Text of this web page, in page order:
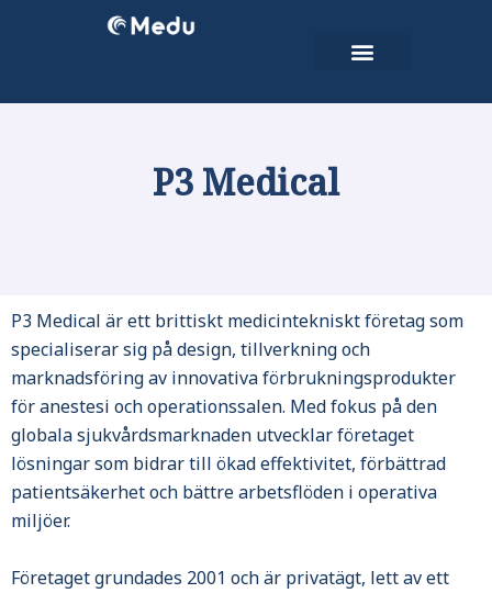
P3 Medical
P3 Medical är ett brittiskt medicintekniskt företag som
specialiserar sig på design, tillverkning och
marknadsföring av innovativa förbrukningsprodukter
för anestesi och operationssalen. Med fokus på den
globala sjukvårdsmarknaden utvecklar företaget
lösningar som bidrar till ökad effektivitet, förbättrad
patientsäkerhet och bättre arbetsflöden i operativa
miljöer.
Företaget grundades 2001 och är privatägt, lett av ett